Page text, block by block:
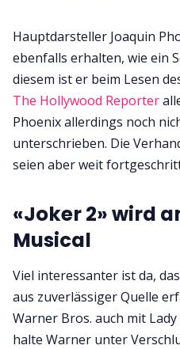
Hauptdarsteller Joaquin
ebenfalls erhalten, wie ein
diesem ist er beim Lesen
The Hollywood Reporter
Phoenix allerdings noch
unterschrieben. Die
seien aber weit
«Joker 2» wird
Musical
Viel interessanter ist da,
aus zuverlässiger Quelle
Warner Bros. auch mit
halte Warner unter